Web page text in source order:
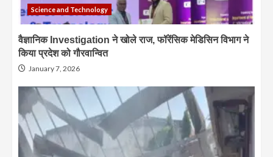
Science and Technology
वैज्ञानिक Investigation ने खोले राज, फॉरेंसिक मेडिसिन विभाग ने
किया प्रदेश को गौरवान्वित
January 7, 2026